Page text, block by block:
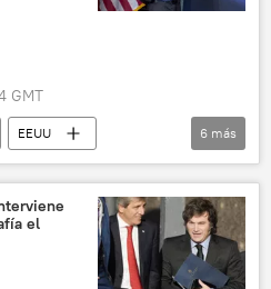
GMT
EEUU
6 más
el